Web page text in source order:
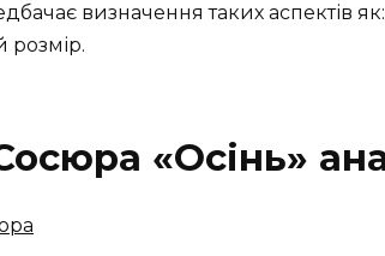
визначення таких аспектів
розмір.
«Осінь»